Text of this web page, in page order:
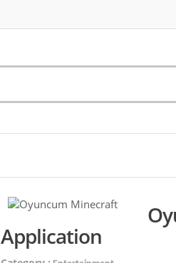
Application